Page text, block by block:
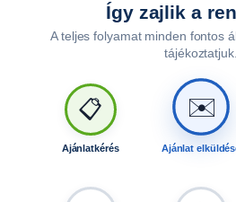
Így zajlik a
A teljes folyamat minden fontos
tájékoztatjuk.
📋
Ajánlatkérés
✉️
Ajánlat